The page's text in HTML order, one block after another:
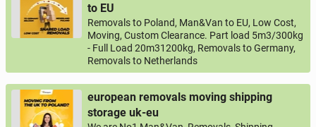
to EU
Removals to Poland, Man&Van to EU, Low Cost,
Moving, Custom Clearance. Part load 5m3/300kg
- Full Load 20m31200kg, Removals to Germany,
Removals to Netherlands
european removals moving shipping
storage uk-eu